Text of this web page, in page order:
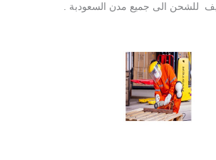
للشحن الى جميع مدن السعودبة .